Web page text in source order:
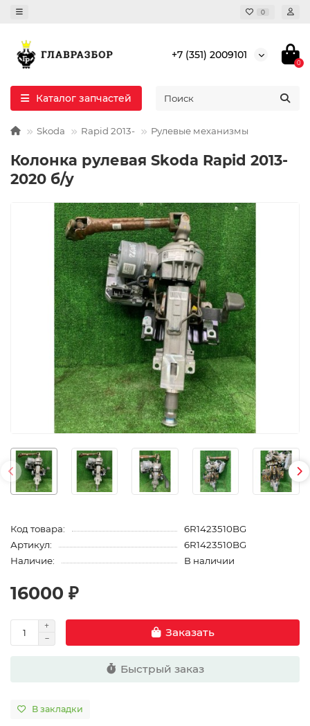
0
+7 (351) 2009101
0
Каталог запчастей
Skoda Rapid 2013- Рулевые механизмы
Колонка рулевая Skoda Rapid 2013-
2020 б/у
Код товара:
6R1423510BG
Артикул:
6R1423510BG
Наличие:
В наличии
16000 ₽
Заказать
Быстрый заказ
В закладки